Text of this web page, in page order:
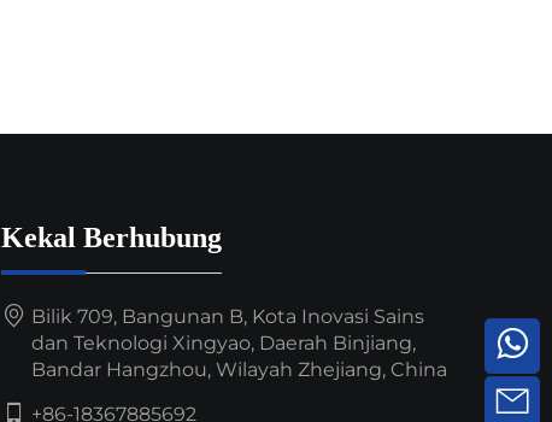
Kekal Berhubung
Bilik 709, Bangunan B, Kota Inovasi Sains
dan Teknologi Xingyao, Daerah Binjiang,
Bandar Hangzhou, Wilayah Zhejiang, China
+86-18367885692